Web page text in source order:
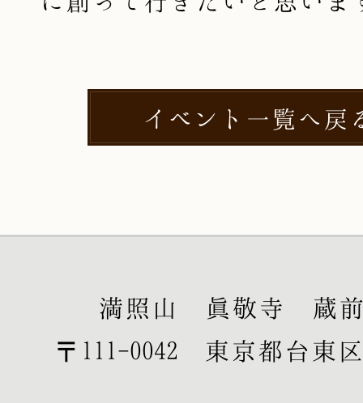
イベント一覧へ戻
満照山 眞敬寺 蔵
〒111-0042 東京都台東